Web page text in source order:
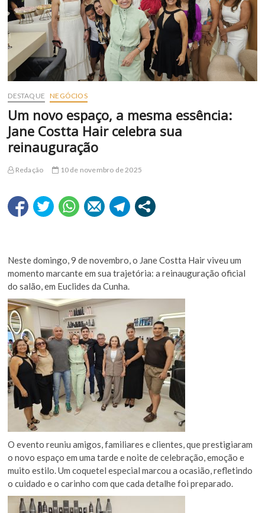
DESTAQUE NEGÓCIOS
Um novo espaço, a mesma essência:
Jane Costta Hair celebra sua
reinauguração
Redação 10 de novembro de 2025
Neste domingo, 9 de novembro, o Jane Costta Hair viveu um
momento marcante em sua trajetória: a reinauguração oficial
do salão, em Euclides da Cunha.
O evento reuniu amigos, familiares e clientes, que prestigiaram
o novo espaço em uma tarde e noite de celebração, emoção e
muito estilo. Um coquetel especial marcou a ocasião, refletindo
o cuidado e o carinho com que cada detalhe foi preparado.